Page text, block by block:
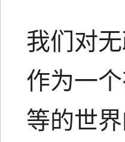
我们对
作为一
等的世